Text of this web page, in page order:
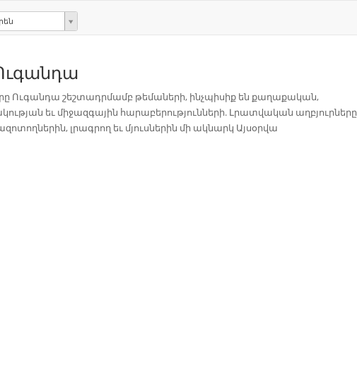
Ուգանդա շեշտադրմամբ թեմաների, ինչպիսիք են քաղաքական,
եւ միջազգային հարաբերությունների. Լրատվական աղբյուրները
լրագրող եւ մյուսներին մի ակնարկ Այսօրվա